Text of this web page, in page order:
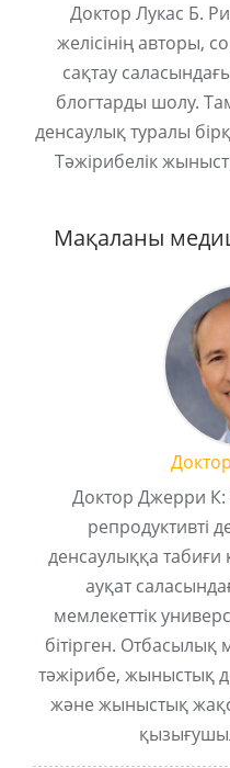
Доктор Лукас Б.
желісінің авторы,
сақтау
блогтарды шолу.
денсаулық туралы
Тәжірибелік
Мақаланы
Доктор Джерри
репродуктивті
денсаулыққа
ауқат
мемлекеттік
бітірген.
тәжірибе, жыныстық
және жыныстық